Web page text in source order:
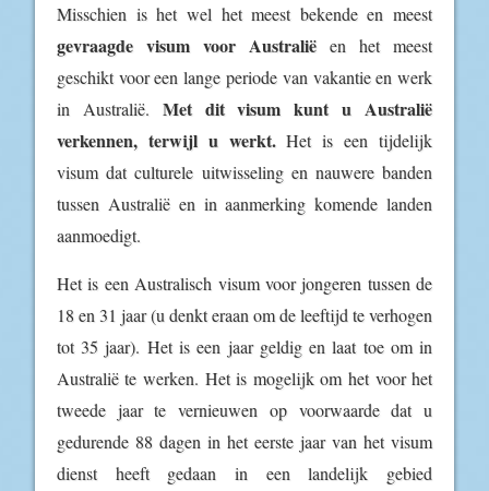
Misschien is het wel het meest bekende en meest
gevraagde visum voor Australië en het meest
geschikt voor een lange periode van vakantie en werk
in Australië. Met dit visum kunt u Australië
verkennen, terwijl u werkt.Het is een tijdelijk
visum dat culturele uitwisseling en nauwere banden
tussen Australië en in aanmerking komende landen
aanmoedigt.
Het is een Australisch visum voor jongeren tussen de
18 en 31 jaar (u denkt eraan om de leeftijd te verhogen
tot 35 jaar). Het is een jaar geldig en laat toe om in
Australië te werken. Het is mogelijk om het voor het
tweede jaar te vernieuwen op voorwaarde dat u
gedurende 88 dagen in het eerste jaar van het visum
dienst heeft gedaan in een landelijk gebied